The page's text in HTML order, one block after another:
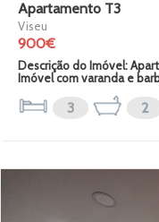
Apartamento T3
Viseu
900€
Descrição do Imóvel:
Imóvel com varanda e
3 2